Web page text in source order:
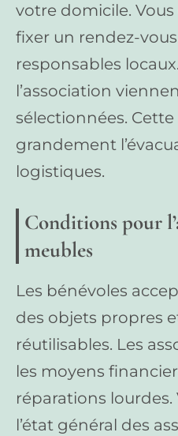
votre domicile.
fixer un rendez-vous
responsables
l’association
sélectionnées.
grandement
logistiques.
Conditions pour
meubles
Les bénévoles
des objets propres
réutilisables. Les
les moyens
réparations lourdes.
l’état général des